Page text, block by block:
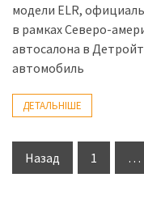
модели ELR,
в рамках Северо-
автосалона в
автомобиль
ДЕТАЛЬНІШЕ
Пагінація
записів
Назад 1 …